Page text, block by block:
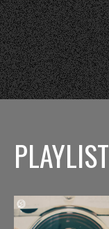
PLAYLIST